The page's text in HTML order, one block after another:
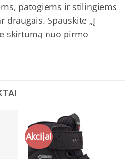
patogiems ir stilingiems
draugais. Spauskite „Į
skirtumą nuo pirmo
Akcija!